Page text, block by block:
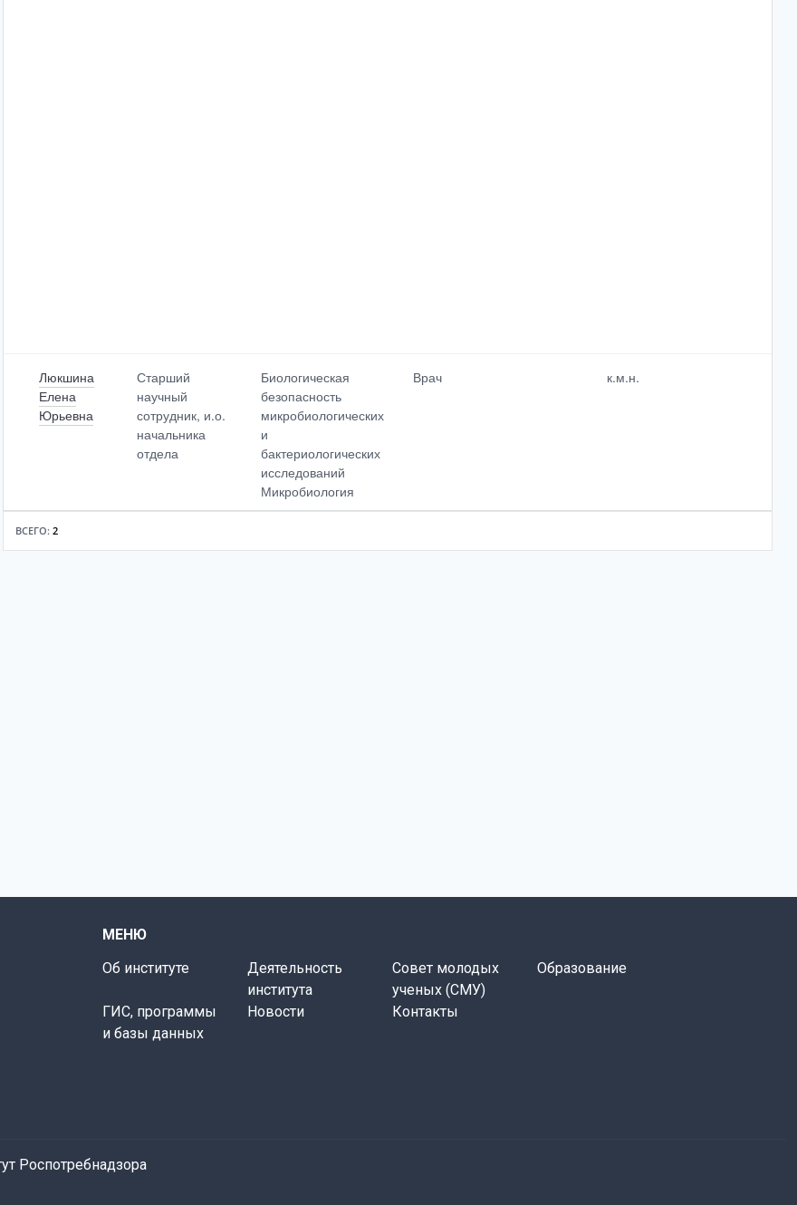
Люкшина
Елена
Юрьевна
Старший
научный
сотрудник, и.о.
начальника
отдела
Биологическая
безопасность
микробиологических
и
бактериологических
исследований
Микробиология
Врач к.м.н.
ВСЕГО: 2
МЕНЮ
Об институте
Деятельность
института
Совет молодых
ученых (СМУ)
Образование
ГИС, программы
и базы данных
Новости Контакты
Роспотребнадзора